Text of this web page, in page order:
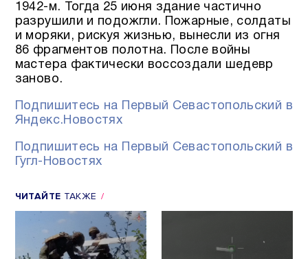
1942-м. Тогда 25 июня здание частично
разрушили и подожгли. Пожарные, солдаты
и моряки, рискуя жизнью, вынесли из огня
86 фрагментов полотна. После войны
мастера фактически воссоздали шедевр
заново.
Подпишитесь на Первый Севастопольский в
Яндекс.Новостях
Подпишитесь на Первый Севастопольский в
Гугл-Новостях
ЧИТАЙТЕ ТАКЖЕ